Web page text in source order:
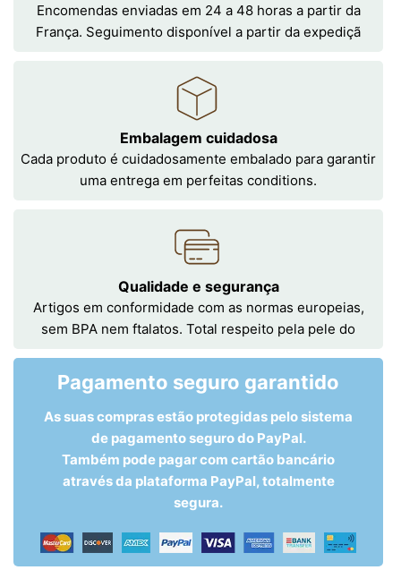
Encomendas enviadas em 24 a 48 horas a partir da
França. Seguimento disponível a partir da expediçã
Embalagem cuidadosa
Cada produto é cuidadosamente embalado para garantir
uma entrega em perfeitas conditions.
Qualidade e segurança
Artigos em conformidade com as normas europeias,
sem BPA nem ftalatos. Total respeito pela pele do
Pagamento seguro garantido
As suas compras estão protegidas pelo sistema
de pagamento seguro do PayPal.
Também pode pagar com cartão bancário
através da plataforma PayPal, totalmente
segura.